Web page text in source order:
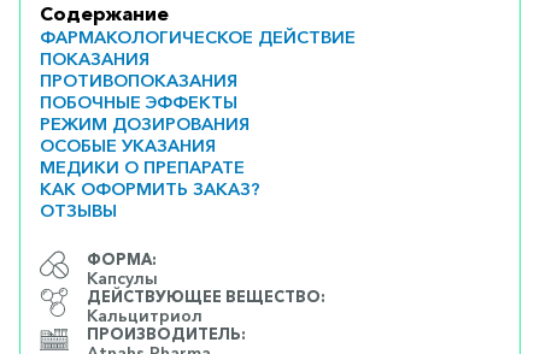
Содержание
ФАРМАКОЛОГИЧЕСКОЕ ДЕЙСТВИЕ
ПОКАЗАНИЯ
ПРОТИВОПОКАЗАНИЯ
ПОБОЧНЫЕ ЭФФЕКТЫ
РЕЖИМ ДОЗИРОВАНИЯ
ОСОБЫЕ УКАЗАНИЯ
МЕДИКИ О ПРЕПАРАТЕ
КАК ОФОРМИТЬ ЗАКАЗ?
ОТЗЫВЫ
ФОРМА:
Капсулы
ДЕЙСТВУЮЩЕЕ ВЕЩЕСТВО:
Кальцитриол
ПРОИЗВОДИТЕЛЬ: